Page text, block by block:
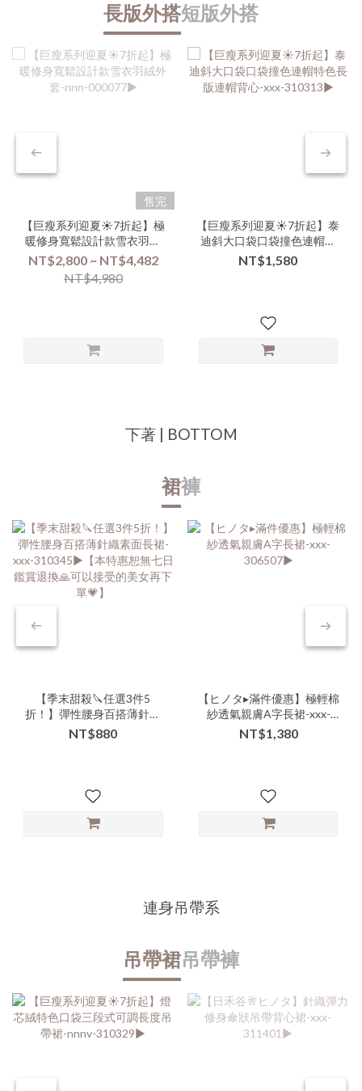
長版外搭短版外搭
售完
【巨瘦系列迎夏☀️7折起】極
暖修身寬鬆設計款雪衣羽絨
外套-nnn-000077▶
NT$2,800 ~ NT$4,482
NT$4,980
【巨瘦系列迎夏☀️7折起】泰
迪斜大口袋口袋撞色連帽特
色長版連帽背心-xxx-
310313▶
NT$1,580
下著 | BOTTOM
裙褲
【季末甜殺🔪任選3件5
折！】彈性腰身百搭薄針織
素面長裙-xxx-310345▶【本
特惠恕無七日鑑賞退換🙏可
NT$880
【ヒノタ▸滿件優惠】極輕棉
紗透氣親膚A字長裙-xxx-
306507▶
NT$1,380
連身吊帶系
吊帶裙吊帶褲